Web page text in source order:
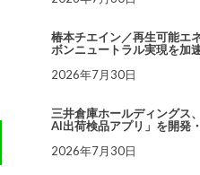
椿本チエイン／再生可能エ
ボンニュートラル実現を加
2026年7月30日
三井倉庫ホールディングス
AI出荷検品アプリ」を開発
2026年7月30日